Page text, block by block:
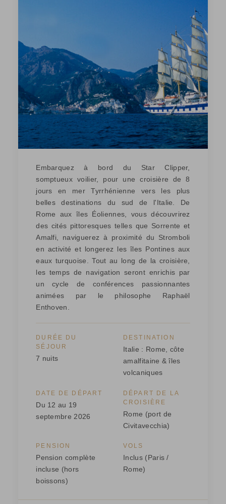
Embarquez à bord du Star Clipper,
somptueux voilier, pour une croisière de 8
jours en mer Tyrrhénienne vers les plus
belles destinations du sud de l'Italie. De
Rome aux îles Éoliennes, vous découvrirez
des cités pittoresques telles que Sorrente et
Amalfi, naviguerez à proximité du Stromboli
en activité et longerez les îles Pontines aux
eaux turquoise. Tout au long de la croisière,
les temps de navigation seront enrichis par
un cycle de conférences passionnantes
animées par le philosophe Raphaël
Enthoven.
DURÉE DU
SÉJOUR
7 nuits
DESTINATION
Italie : Rome, côte
amalfitaine & îles
volcaniques
DATE DE DÉPART
Du 12 au 19
septembre 2026
DÉPART DE LA
CROISIÈRE
Rome (port de
Civitavecchia)
PENSION
Pension complète
incluse (hors
boissons)
VOLS
Inclus (Paris /
Rome)